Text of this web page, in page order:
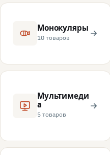
Монокуляры
10 товаров
Мультимеди
а
5 товаров